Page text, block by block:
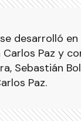
desarrolló
Carlos Paz y
Sebastián
Paz.